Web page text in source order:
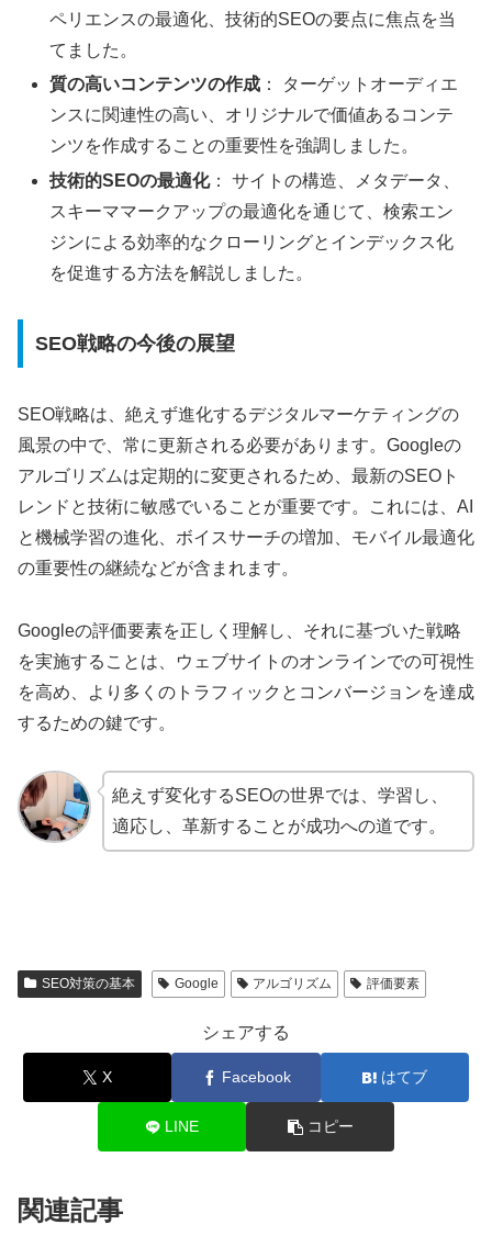
ペリエンスの最適化、技術的SEOの要点に焦点を当
てました。
質の高いコンテンツの作成 ： ターゲットオーディエ
ンスに関連性の高い、オリジナルで価値あるコンテ
ンツを作成することの重要性を強調しました。
技術的SEOの最適化： サイトの構造、メタデータ、
スキーママークアップの最適化を通じて、検索エン
ジンによる効率的なクローリングとインデックス化
を促進する方法を解説しました。
SEO戦略の今後の展望
SEO戦略は、絶えず進化するデジタルマーケティングの
風景の中で、常に更新される必要があります。Googleの
アルゴリズムは定期的に変更されるため、最新のSEOト
レンドと技術に敏感でいることが重要です。これには、AI
と機械学習の進化、ボイスサーチの増加、モバイル最適化
の重要性の継続などが含まれます。
Googleの評価要素を正しく理解し、それに基づいた戦略
を実施することは、ウェブサイトのオンラインでの可視性
を高め、より多くのトラフィックとコンバージョンを達成
するための鍵です。
絶えず変化するSEOの世界では、学習し、
適応し、革新することが成功への道です。
SEO対策の基本 Google アルゴリズム 評価要素
シェアする
X Facebook はてブ
LINE コピー
関連記事